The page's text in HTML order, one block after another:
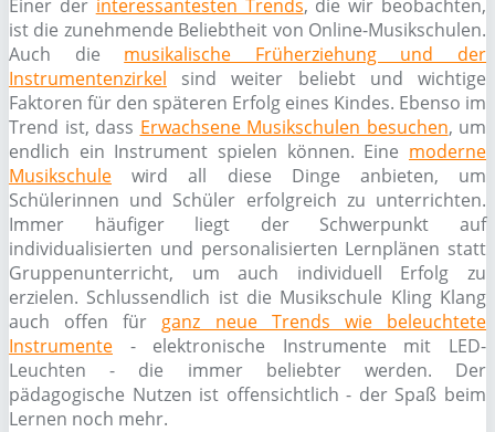
Einer der interessantesten Trends, die wir beobachten,
ist die zunehmende Beliebtheit von Online-Musikschulen.
Auch die musikalische Früherziehung und der
Instrumentenzirkel sind weiter beliebt und wichtige
Faktoren für den späteren Erfolg eines Kindes. Ebenso im
Trend ist, dass Erwachsene Musikschulen besuchen, um
endlich ein Instrument spielen können. Eine moderne
Musikschule wird all diese Dinge anbieten, um
Schülerinnen und Schüler erfolgreich zu unterrichten.
Immer häufiger liegt der Schwerpunkt auf
individualisierten und personalisierten Lernplänen statt
Gruppenunterricht, um auch individuell Erfolg zu
erzielen. Schlussendlich ist die Musikschule Kling Klang
auch offen für ganz neue Trends wie beleuchtete
Instrumente - elektronische Instrumente mit LED-
Leuchten - die immer beliebter werden. Der
pädagogische Nutzen ist offensichtlich - der Spaß beim
Lernen noch mehr.